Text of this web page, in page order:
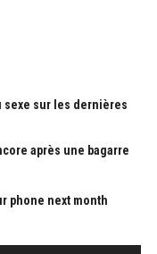
sexe sur les dernières
après une bagarre
phone next month